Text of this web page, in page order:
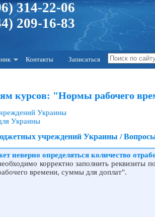
314-22-06
209-16-83
Контакты Записаться
курсов: "Нормы рабочего
Украины
Украины
учреждений Украины /
неверно определяться количество
корректно заполнить реквизиты
времени, суммы для доплат".